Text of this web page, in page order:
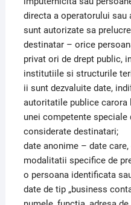
directa a operatorului sau
sunt autorizate sa
destinatar – orice
privat ori de drept public,
institutiile si structurile
ii sunt dezvaluite date,
autoritatile publice carora
unei competente speciale
considerate destinatari;
date anonime – date
modalitatii specifice de
o persoana identificata
date de tip „business